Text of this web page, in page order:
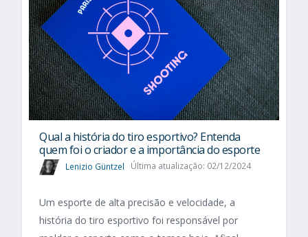
Qual a história do tiro esportivo? Entenda
quem foi o criador e a importância do esporte
Lenizio Güntzel Última atualização: 02/12/2024
Um esporte de alta precisão e velocidade, a
história do tiro esportivo foi responsável por